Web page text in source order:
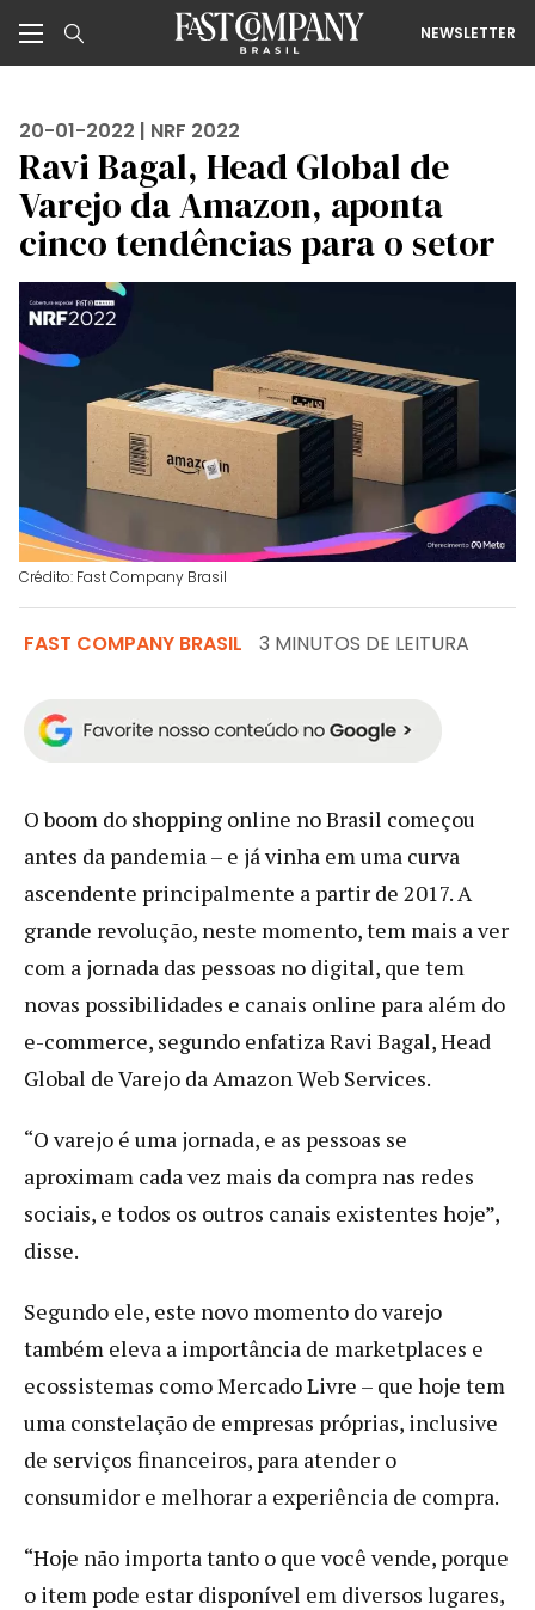
NEWSLETTER
20-01-2022 | NRF 2022
Ravi Bagal, Head Global de
Varejo da Amazon, aponta
cinco tendências para o setor
Crédito: Fast Company Brasil
FAST COMPANY BRASIL 3 MINUTOS DE LEITURA
O boom do shopping online no Brasil começou
antes da pandemia – e já vinha em uma curva
ascendente principalmente a partir de 2017. A
grande revolução, neste momento, tem mais a ver
com a jornada das pessoas no digital, que tem
novas possibilidades e canais online para além do
e-commerce, segundo enfatiza Ravi Bagal, Head
Global de Varejo da Amazon Web Services.
“O varejo é uma jornada, e as pessoas se
aproximam cada vez mais da compra nas redes
sociais, e todos os outros canais existentes hoje”,
disse.
Segundo ele, este novo momento do varejo
também eleva a importância de marketplaces e
ecossistemas como Mercado Livre – que hoje tem
uma constelação de empresas próprias, inclusive
de serviços financeiros, para atender o
consumidor e melhorar a experiência de compra.
“Hoje não importa tanto o que você vende, porque
o item pode estar disponível em diversos lugares,